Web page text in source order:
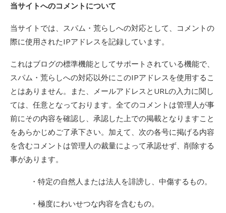
当サイトへのコメントについて
当サイトでは、スパム・荒らしへの対応として、コメントの
際に使用されたIPアドレスを記録しています。
これはブログの標準機能としてサポートされている機能で、
スパム・荒らしへの対応以外にこのIPアドレスを使用するこ
とはありません。また、メールアドレスとURLの入力に関し
ては、任意となっております。全てのコメントは管理人が事
前にその内容を確認し、承認した上での掲載となりますこと
をあらかじめご了承下さい。加えて、次の各号に掲げる内容
を含むコメントは管理人の裁量によって承認せず、削除する
事があります。
・特定の自然人または法人を誹謗し、中傷するもの。
・極度にわいせつな内容を含むもの。